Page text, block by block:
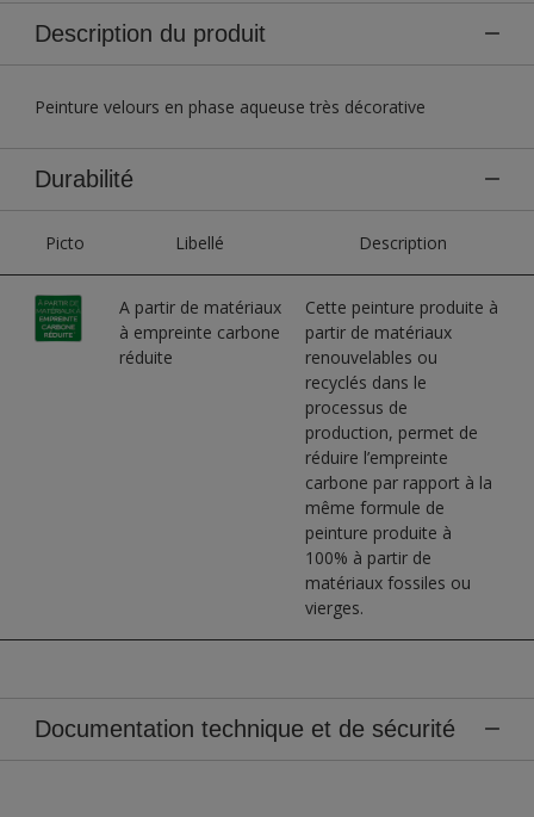
Description du produit
Peinture velours en phase aqueuse très décorative
Durabilité
Picto Libellé Description
A partir de matériaux
à empreinte carbone
réduite
Cette peinture produite à
partir de matériaux
renouvelables ou
recyclés dans le
processus de
production, permet de
réduire l’empreinte
carbone par rapport à la
même formule de
peinture produite à
100% à partir de
matériaux fossiles ou
vierges.
Documentation technique et de sécurité